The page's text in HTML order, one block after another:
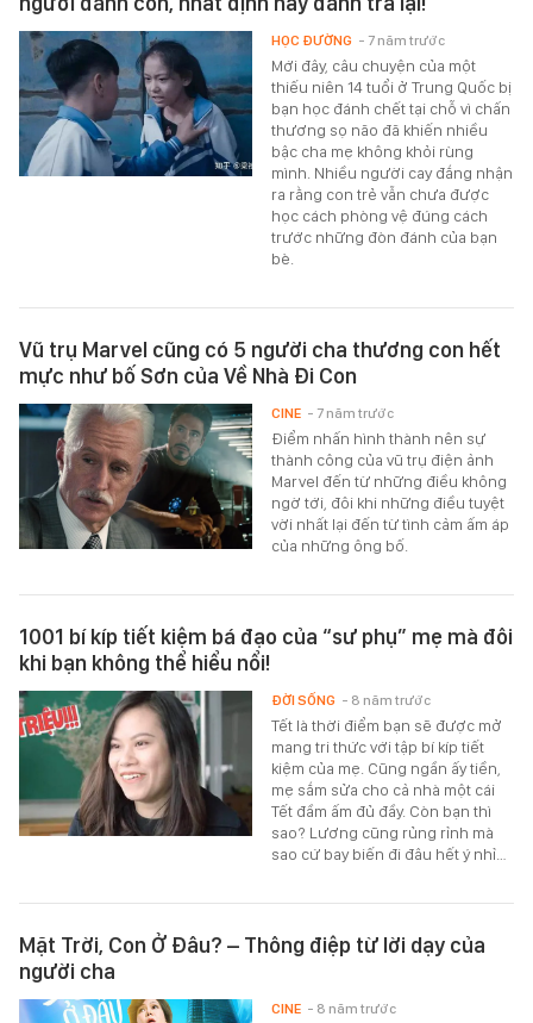
Mới đây, câu chuyện của một
thiếu niên 14 tuổi ở Trung Quốc bị
bạn học đánh chết tại chỗ vì chấn
thương sọ não đã khiến nhiều
bậc cha mẹ không khỏi rùng
mình. Nhiều người cay đắng nhận
ra rằng con trẻ vẫn chưa được
học cách phòng vệ đúng cách
trước những đòn đánh của bạn
bè.
HỌC ĐƯỜNG - 7 năm trước
Vũ trụ Marvel cũng có 5 người cha thương con hết
mực như bố Sơn của Về Nhà Đi Con
Điểm nhấn hình thành nên sự
thành công của vũ trụ điện ảnh
Marvel đến từ những điều không
ngờ tới, đôi khi những điều tuyệt
vời nhất lại đến từ tình cảm ấm áp
của những ông bố.
CINE - 7 năm trước
1001 bí kíp tiết kiệm bá đạo của “sư phụ” mẹ mà đôi
khi bạn không thể hiểu nổi!
Tết là thời điểm bạn sẽ được mở
mang tri thức với tập bí kíp tiết
kiệm của mẹ. Cũng ngần ấy tiền,
mẹ sắm sửa cho cả nhà một cái
Tết đầm ấm đủ đầy. Còn bạn thì
sao? Lương cũng rủng rỉnh mà
sao cứ bay biến đi đâu hết ý nhỉ…
ĐỜI SỐNG - 8 năm trước
Mặt Trời, Con Ở Đâu? – Thông điệp từ lời dạy của
người cha
CINE - 8 năm trước